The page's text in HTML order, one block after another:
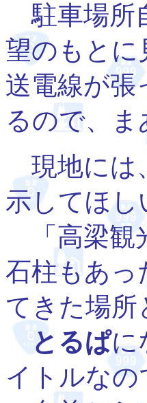
駐車場所
望のもとに
送電線が張
るので、
現地には
示してほし
「高梁観
石柱もあっ
てきた場所
とるぱに
イトルな